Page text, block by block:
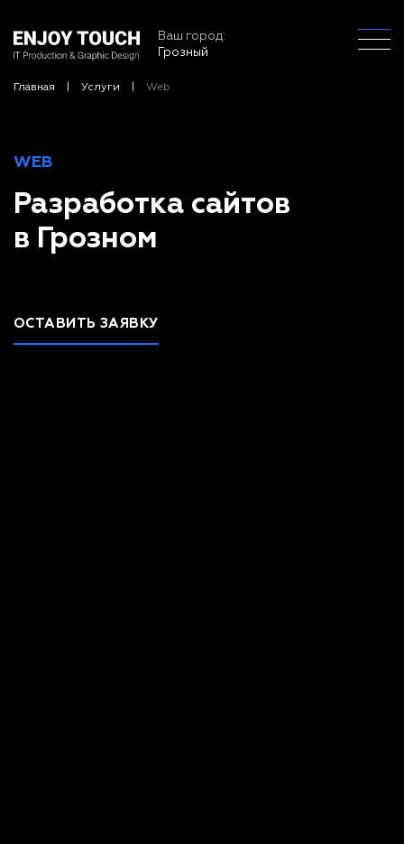
Ваш город:
Грозный
Главная Услуги Web
WEB
Разработка сайтов
в Грозном
ОСТАВИТЬ ЗАЯВКУ